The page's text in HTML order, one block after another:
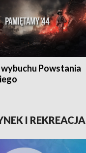
Powstania
I REKREACJA